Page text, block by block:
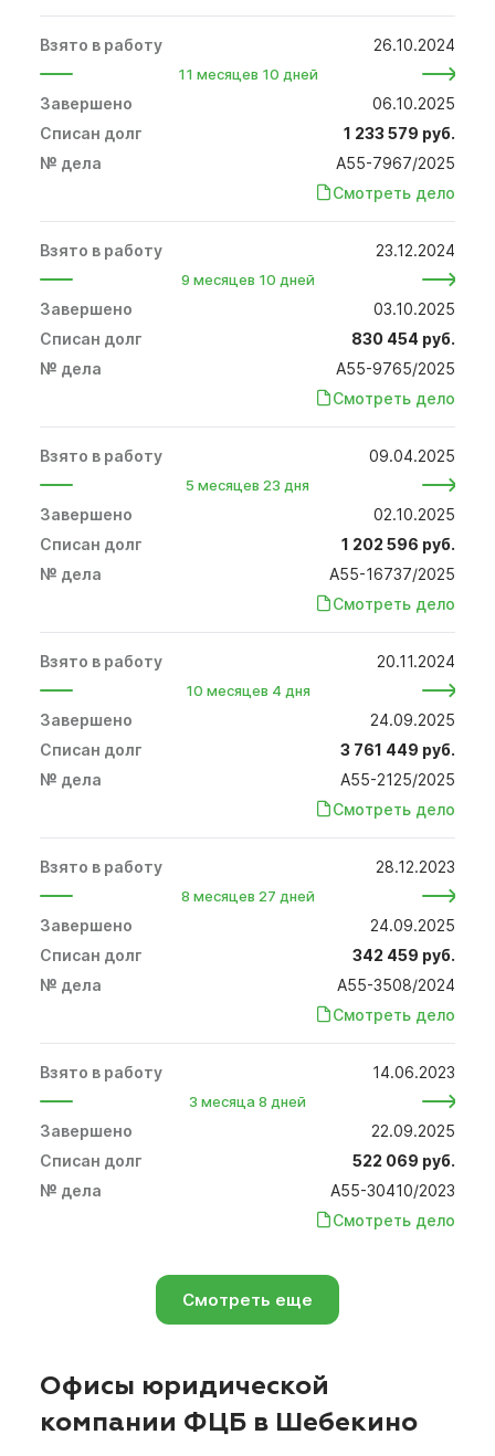
26.10.2024
11 месяцев 10 дней
06.10.2025
1 233 579 руб.
А55-7967/2025
Смотреть дело
23.12.2024
9 месяцев 10 дней
03.10.2025
830 454 руб.
А55-9765/2025
Смотреть дело
09.04.2025
5 месяцев 23 дня
02.10.2025
1 202 596 руб.
А55-16737/2025
Смотреть дело
20.11.2024
10 месяцев 4 дня
24.09.2025
3 761 449 руб.
А55-2125/2025
Смотреть дело
28.12.2023
8 месяцев 27 дней
24.09.2025
342 459 руб.
А55-3508/2024
Смотреть дело
14.06.2023
3 месяца 8 дней
22.09.2025
522 069 руб.
А55-30410/2023
Смотреть дело
Смотреть еще
Офисы юридической
компании ФЦБ в Шебекино